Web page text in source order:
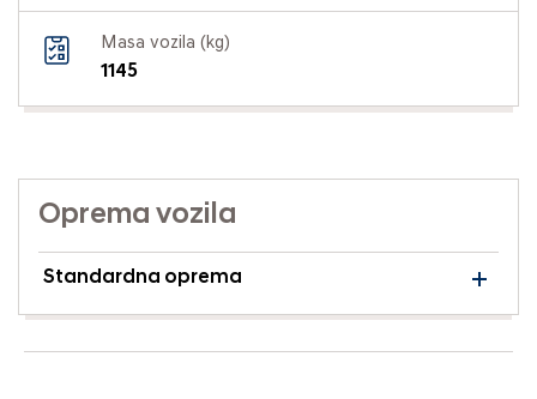
Masa vozila (kg)
1145
Oprema vozila
Standardna oprema